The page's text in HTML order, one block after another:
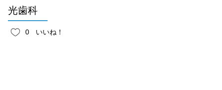
光歯科
0 いいね！